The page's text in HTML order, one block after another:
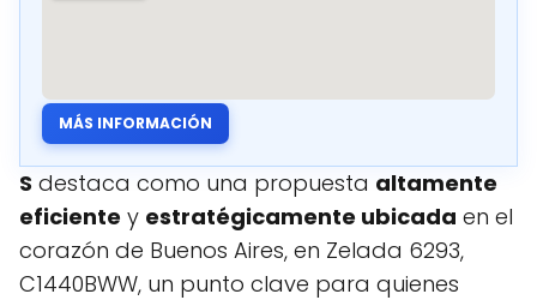
MÁS INFORMACIÓN
S destaca como una propuesta altamente
eficiente y estratégicamente ubicada en el
corazón de Buenos Aires, en Zelada 6293,
C1440BWW, un punto clave para quienes